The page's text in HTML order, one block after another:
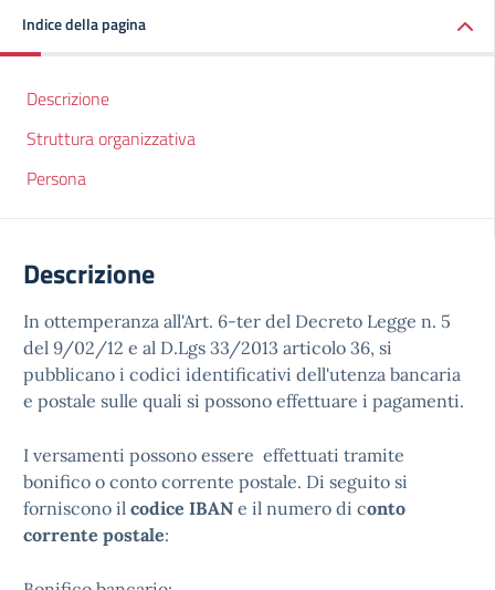
Indice della pagina
Descrizione
Struttura organizzativa
Persona
Descrizione
In ottemperanza all'Art. 6-ter del Decreto Legge n. 5
del 9/02/12 e al D.Lgs 33/2013 articolo 36, si
pubblicano i codici identificativi dell'utenza bancaria
e postale sulle quali si possono effettuare i pagamenti.
I versamenti possono essere effettuati tramite
bonifico o conto corrente postale. Di seguito si
forniscono il codice IBAN e il numero di conto
corrente postale: